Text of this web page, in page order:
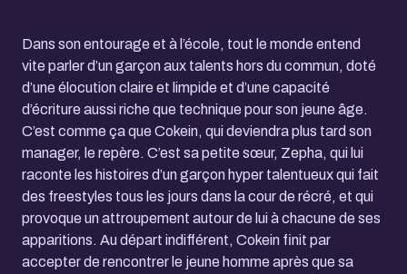
Dans son entourage et à l’école, tout le monde entend
vite parler d’un garçon aux talents hors du commun, doté
d’une élocution claire et limpide et d’une capacité
d’écriture aussi riche que technique pour son jeune âge.
C’est comme ça que Cokein, qui deviendra plus tard son
manager, le repère. C’est sa petite sœur, Zepha, qui lui
raconte les histoires d’un garçon hyper talentueux qui fait
des freestyles tous les jours dans la cour de récré, et qui
provoque un attroupement autour de lui à chacune de ses
apparitions. Au départ indifférent, Cokein finit par
accepter de rencontrer le jeune homme après que sa